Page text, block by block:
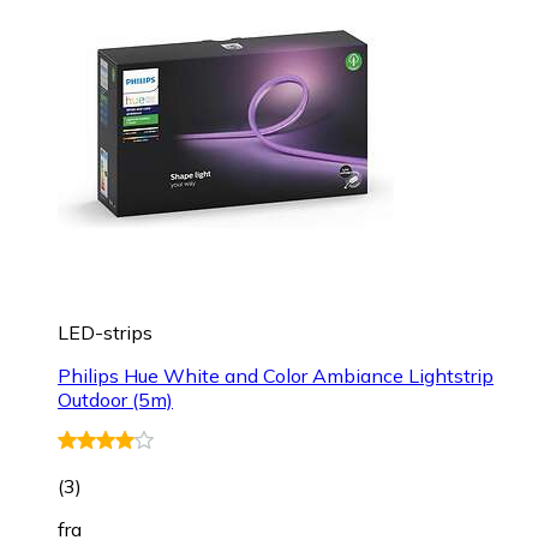
LED-strips
Philips Hue White and Color Ambiance Lightstrip
Outdoor (5m)
(3)
fra